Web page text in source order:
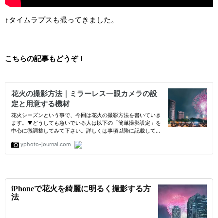
↑タイムラプスも撮ってきました。
こちらの記事もどうぞ！
iPhoneで花火を綺麗に明るく撮影する方
法